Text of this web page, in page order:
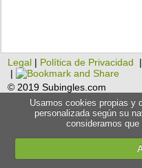
Legal | Política de Privacidad
|
© 2019 Subingles.com
Usamos cookies propias y
personalizada según su
consideramos